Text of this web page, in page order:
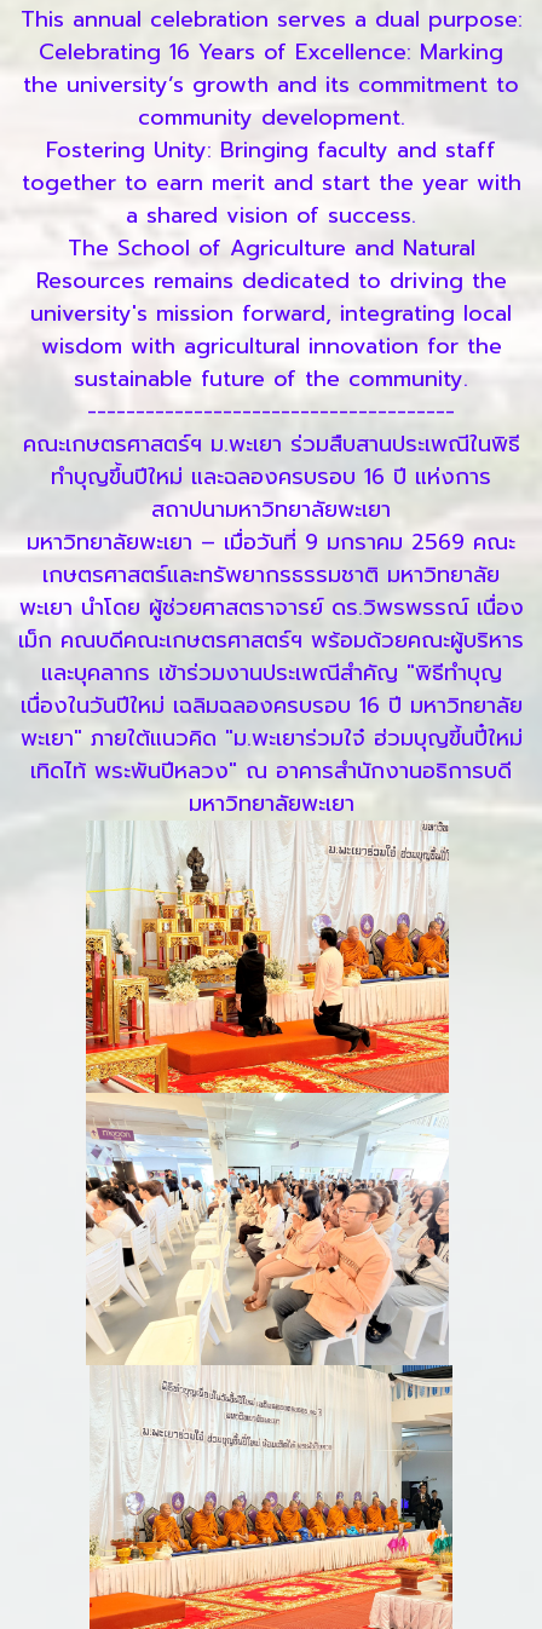
This annual celebration serves a dual purpose:
Celebrating 16 Years of Excellence: Marking
the university’s growth and its commitment to
community development.
Fostering Unity: Bringing faculty and staff
together to earn merit and start the year with
a shared vision of success.
The School of Agriculture and Natural
Resources remains dedicated to driving the
university's mission forward, integrating local
wisdom with agricultural innovation for the
sustainable future of the community.
--------------------------------------
คณะเกษตรศาสตร์ฯ ม.พะเยา ร่วมสืบสานประเพณีในพิธี
ทำบุญขึ้นปีใหม่ และฉลองครบรอบ 16 ปี แห่งการ
สถาปนามหาวิทยาลัยพะเยา
มหาวิทยาลัยพะเยา – เมื่อวันที่ 9 มกราคม 2569 คณะ
เกษตรศาสตร์และทรัพยากรธรรมชาติ มหาวิทยาลัย
พะเยา นำโดย ผู้ช่วยศาสตราจารย์ ดร.วิพรพรรณ์ เนื่อง
เม็ก คณบดีคณะเกษตรศาสตร์ฯ พร้อมด้วยคณะผู้บริหาร
และบุคลากร เข้าร่วมงานประเพณีสำคัญ "พิธีทำบุญ
เนื่องในวันปีใหม่ เฉลิมฉลองครบรอบ 16 ปี มหาวิทยาลัย
พะเยา" ภายใต้แนวคิด "ม.พะเยาร่วมใจ๋ ฮ่วมบุญขี้นปี๋ใหม่
เทิดไท้ พระพันปีหลวง" ณ อาคารสำนักงานอธิการบดี
มหาวิทยาลัยพะเยา